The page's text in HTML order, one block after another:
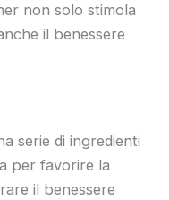
non solo stimola
il benessere
serie di ingredienti
per favorire la
il benessere